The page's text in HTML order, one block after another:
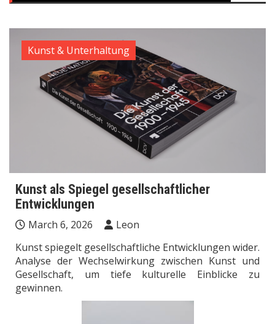
Kunst & Unterhaltung
Kunst als Spiegel gesellschaftlicher
Entwicklungen
March 6, 2026
Leon
Kunst spiegelt gesellschaftliche Entwicklungen wider.
Analyse der Wechselwirkung zwischen Kunst und
Gesellschaft, um tiefe kulturelle Einblicke zu
gewinnen.